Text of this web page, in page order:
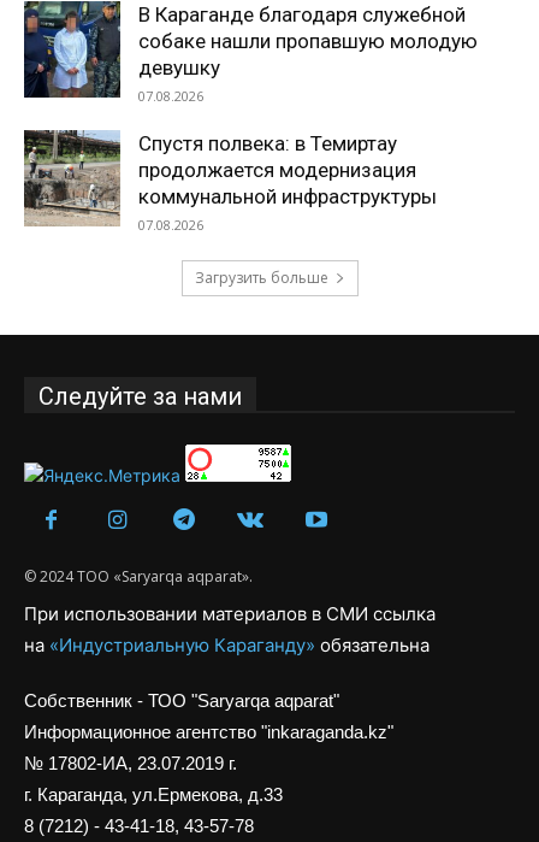
В Караганде благодаря служебной
собаке нашли пропавшую молодую
девушку
07.08.2026
Спустя полвека: в Темиртау
продолжается модернизация
коммунальной инфраструктуры
07.08.2026
Загрузить больше
Следуйте за нами
© 2024 ТОО «Saryarqa aqparat».
При использовании материалов в СМИ ссылка
на «Индустриальную Караганду» обязательна
Собственник - ТОО "Saryarqa aqparat"
Информационное агентство "inkaraganda.kz"
№ 17802-ИА, 23.07.2019 г.
г. Караганда, ул.Ермекова, д.33
8 (7212) - 43-41-18, 43-57-78